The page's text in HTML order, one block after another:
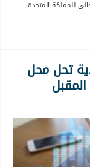
للمملكة المتحدة …
تحل محل